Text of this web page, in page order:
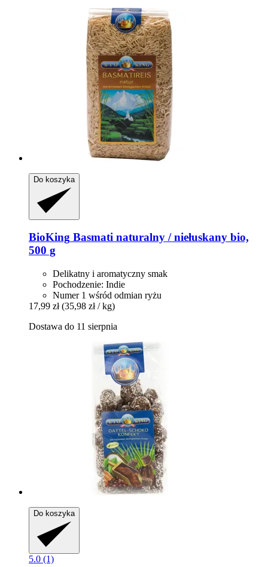
Do koszyka
BioKing Basmati naturalny / niełuskany bio,
500 g
Delikatny i aromatyczny smak
Pochodzenie: Indie
Numer 1 wśród odmian ryżu
17,99 zł (35,98 zł / kg)
Dostawa do 11 sierpnia
Do koszyka
5.0 (1)